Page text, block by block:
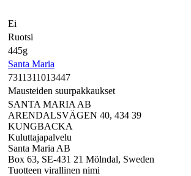
Ei
Ruotsi
445g
Santa Maria
7311311013447
Mausteiden suurpakkaukset
SANTA MARIA AB
ARENDALSVÄGEN 40, 434 39
KUNGBACKA
Kuluttajapalvelu
Santa Maria AB
Box 63, SE-431 21 Mölndal, Sweden
Tuotteen virallinen nimi